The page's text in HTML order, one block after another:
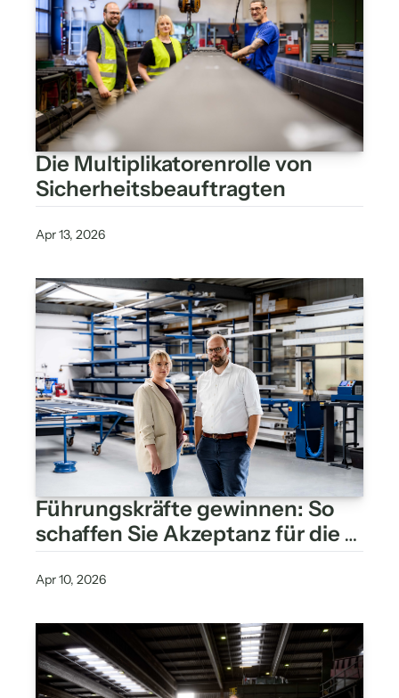
Die Multiplikatorenrolle von
Sicherheitsbeauftragten
Apr 13, 2026
Führungskräfte gewinnen: So
schaffen Sie Akzeptanz für die
Rolle der
Sicherheitsbeauftragten
Apr 10, 2026